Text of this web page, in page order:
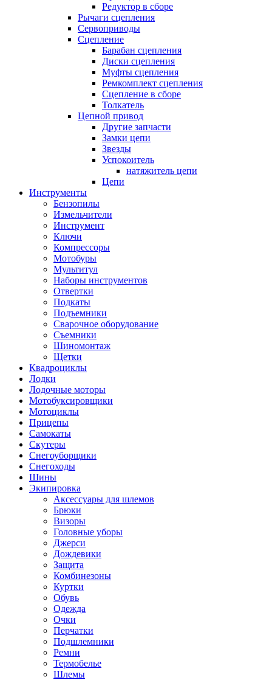
Редуктор в сборе
Рычаги сцепления
Сервоприводы
Сцепление
Барабан сцепления
Диски сцепления
Муфты сцепления
Ремкомплект сцепления
Сцепление в сборе
Толкатель
Цепной привод
Другие запчасти
Замки цепи
Звезды
Успокоитель
натяжитель цепи
Цепи
Инструменты
Бензопилы
Измельчители
Инструмент
Ключи
Компрессоры
Мотобуры
Мультитул
Наборы инструментов
Отвертки
Подкаты
Подъемники
Сварочное оборудование
Съемники
Шиномонтаж
Щетки
Квадроциклы
Лодки
Лодочные моторы
Мотобуксировщики
Мотоциклы
Прицепы
Самокаты
Скутеры
Снегоуборщики
Снегоходы
Шины
Экипировка
Аксессуары для шлемов
Брюки
Визоры
Головные уборы
Джерси
Дождевики
Защита
Комбинезоны
Куртки
Обувь
Одежда
Очки
Перчатки
Подшлемники
Ремни
Термобелье
Шлемы